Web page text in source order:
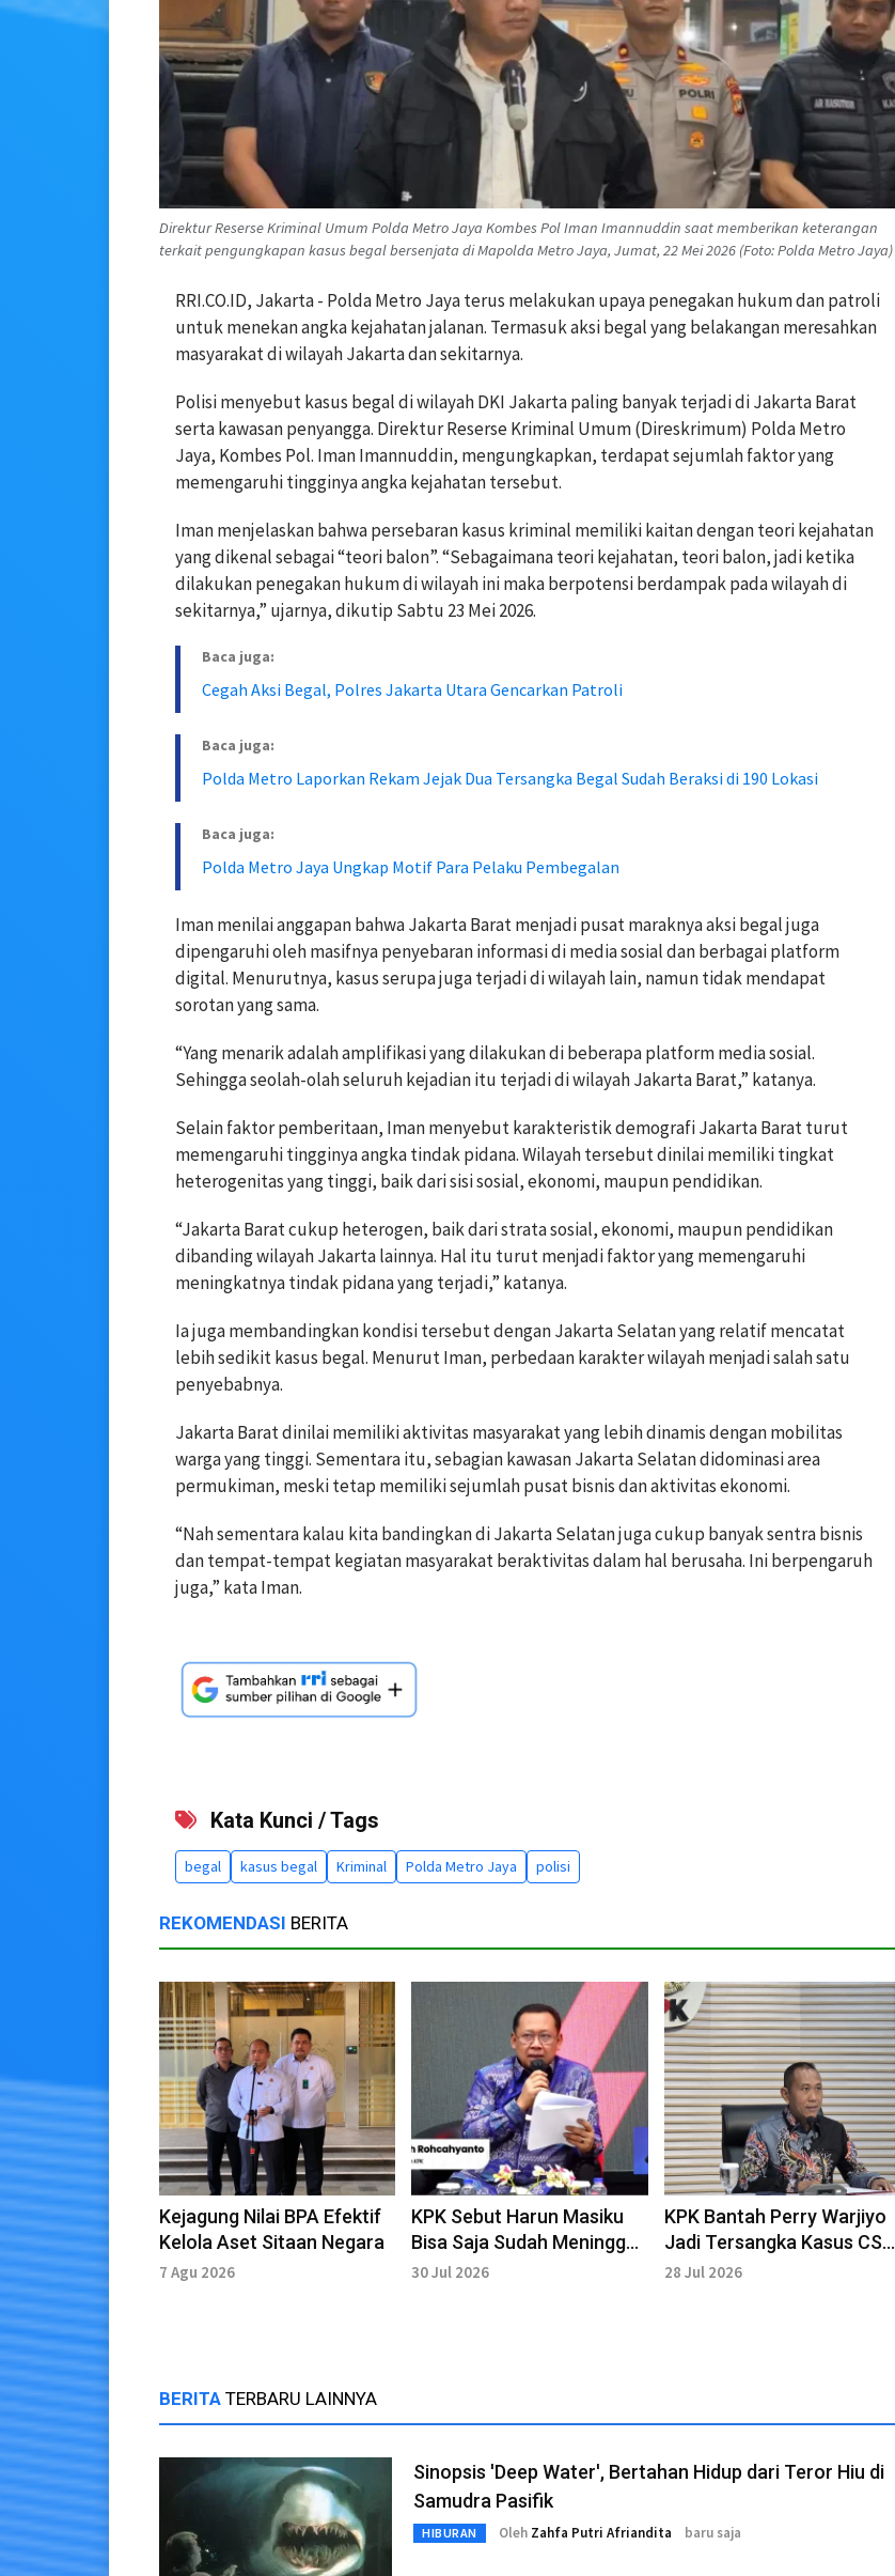
Direktur Reserse Kriminal Umum Polda Metro Jaya Kombes Pol Iman Imannuddin saat memberikan keterangan
terkait pengungkapan kasus begal bersenjata di Mapolda Metro Jaya, Jumat, 22 Mei 2026 (Foto: Polda Metro Jaya)
RRI.CO.ID, Jakarta - Polda Metro Jaya terus melakukan upaya penegakan hukum dan patroli
untuk menekan angka kejahatan jalanan. Termasuk aksi begal yang belakangan meresahkan
masyarakat di wilayah Jakarta dan sekitarnya.
Polisi menyebut kasus begal di wilayah DKI Jakarta paling banyak terjadi di Jakarta Barat
serta kawasan penyangga. Direktur Reserse Kriminal Umum (Direskrimum) Polda Metro
Jaya, Kombes Pol. Iman Imannuddin, mengungkapkan, terdapat sejumlah faktor yang
memengaruhi tingginya angka kejahatan tersebut.
Iman menjelaskan bahwa persebaran kasus kriminal memiliki kaitan dengan teori kejahatan
yang dikenal sebagai “teori balon”. “Sebagaimana teori kejahatan, teori balon, jadi ketika
dilakukan penegakan hukum di wilayah ini maka berpotensi berdampak pada wilayah di
sekitarnya,” ujarnya, dikutip Sabtu 23 Mei 2026.
Baca juga:
Cegah Aksi Begal, Polres Jakarta Utara Gencarkan Patroli
Baca juga:
Polda Metro Laporkan Rekam Jejak Dua Tersangka Begal Sudah Beraksi di 190 Lokasi
Baca juga:
Polda Metro Jaya Ungkap Motif Para Pelaku Pembegalan
Iman menilai anggapan bahwa Jakarta Barat menjadi pusat maraknya aksi begal juga
dipengaruhi oleh masifnya penyebaran informasi di media sosial dan berbagai platform
digital. Menurutnya, kasus serupa juga terjadi di wilayah lain, namun tidak mendapat
sorotan yang sama.
“Yang menarik adalah amplifikasi yang dilakukan di beberapa platform media sosial.
Sehingga seolah-olah seluruh kejadian itu terjadi di wilayah Jakarta Barat,” katanya.
Selain faktor pemberitaan, Iman menyebut karakteristik demografi Jakarta Barat turut
memengaruhi tingginya angka tindak pidana. Wilayah tersebut dinilai memiliki tingkat
heterogenitas yang tinggi, baik dari sisi sosial, ekonomi, maupun pendidikan.
“Jakarta Barat cukup heterogen, baik dari strata sosial, ekonomi, maupun pendidikan
dibanding wilayah Jakarta lainnya. Hal itu turut menjadi faktor yang memengaruhi
meningkatnya tindak pidana yang terjadi,” katanya.
Ia juga membandingkan kondisi tersebut dengan Jakarta Selatan yang relatif mencatat
lebih sedikit kasus begal. Menurut Iman, perbedaan karakter wilayah menjadi salah satu
penyebabnya.
Jakarta Barat dinilai memiliki aktivitas masyarakat yang lebih dinamis dengan mobilitas
warga yang tinggi. Sementara itu, sebagian kawasan Jakarta Selatan didominasi area
permukiman, meski tetap memiliki sejumlah pusat bisnis dan aktivitas ekonomi.
“Nah sementara kalau kita bandingkan di Jakarta Selatan juga cukup banyak sentra bisnis
dan tempat-tempat kegiatan masyarakat beraktivitas dalam hal berusaha. Ini berpengaruh
juga,” kata Iman.
Kata Kunci / Tags
begal kasus begal Kriminal Polda Metro Jaya polisi
REKOMENDASI BERITA
Kejagung Nilai BPA Efektif
Kelola Aset Sitaan Negara
7 Agu 2026
KPK Sebut Harun Masiku
Bisa Saja Sudah Meninggal,
Pencarian Tetap
30 Jul 2026
KPK Bantah Perry Warjiyo
Jadi Tersangka Kasus CSR
BI
28 Jul 2026
BERITA TERBARU LAINNYA
Sinopsis 'Deep Water', Bertahan Hidup dari Teror Hiu di
Samudra Pasifik
HIBURAN Oleh Zahfa Putri Afriandita baru saja